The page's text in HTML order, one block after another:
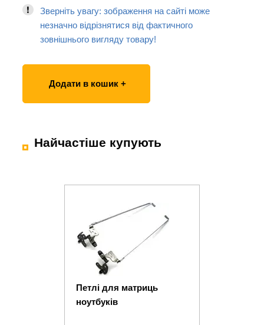
Зверніть увагу: зображення на сайті може
незначно відрізнятися від фактичного
зовнішнього вигляду товару!
Додати в кошик +
Найчастіше купують
Петлі для матриць
ноутбуків